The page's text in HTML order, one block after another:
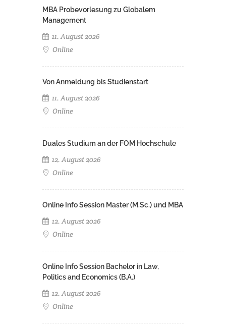
MBA Probevorlesung zu Globalem
Management
11. August 2026
Online
Von Anmeldung bis Studienstart
11. August 2026
Online
Duales Studium an der FOM Hochschule
12. August 2026
Online
Online Info Session Master (M.Sc.) und MBA
12. August 2026
Online
Online Info Session Bachelor in Law,
Politics and Economics (B.A.)
12. August 2026
Online